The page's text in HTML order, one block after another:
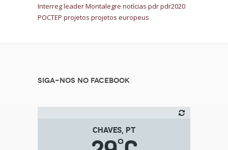
InterregleaderMontalegre notícias pdrpdr2020
POCTEP projetos projetos europeus
Siga-nos no Facebook
CHAVES, PT
°